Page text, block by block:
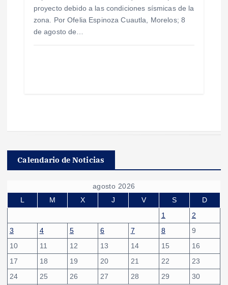
proyecto debido a las condiciones sísmicas de la
zona. Por Ofelia Espinoza Cuautla, Morelos; 8
de agosto de…
Calendario de Noticias
agosto 2026
L
M X J V S
D
1
2
3
4 5 6 7 8
9
10
11 12 13 14 15
16
17
18 19 20 21 22
23
24
25 26 27 28 29
30